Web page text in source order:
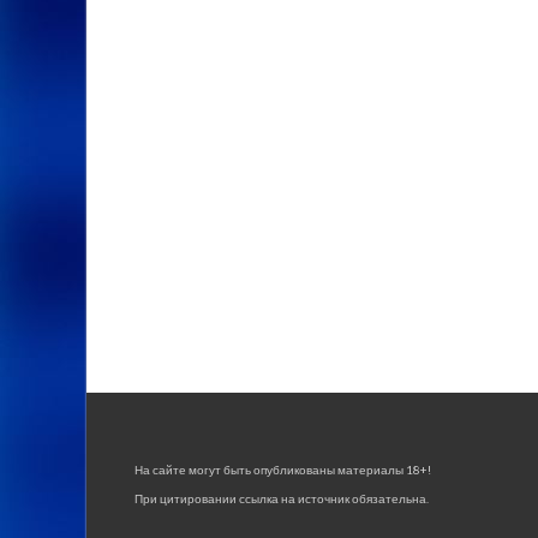
На сайте могут быть опубликованы материалы 18+!
При цитировании ссылка на источник обязательна.